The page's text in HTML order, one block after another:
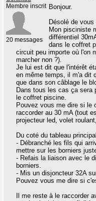
Membre inscrit
20 messages
Bonjour.
Désolé de vous
Mon pisciniste
différentiel
dans le coffret
circuit peu importe où l'on
marcher non ?).
Je lui est dit que l'intérêt
en même temps, il m'a dit
que dans son câblage le
Dans tous les cas ça sera
le coffret piscine.
Pouvez vous me dire si le
raccorder au 30 mA (tout
projecteur led, volet
Du coté du tableau
- Débranché les fils qui
mettre sur les borniers
- Refais la liaison avec le
borniers.
- Mis un disjoncteur 32A
Pouvez vous me dire si
Il me reste à le raccorder